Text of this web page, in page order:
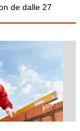
de dalle 27